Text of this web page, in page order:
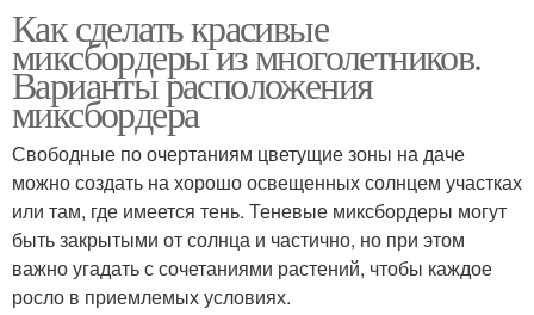
кустарников
Миксбордер с розами
Миксбордера с
хвойниками
Миксбордер с
хвойными и
Как сделать красивые
миксбордеры из многолетников.
Варианты расположения
миксбордера
Свободные по очертаниям цветущие зоны на даче
можно создать на хорошо освещенных солнцем участках
или там, где имеется тень. Теневые миксбордеры могут
быть закрытыми от солнца и частично, но при этом
важно угадать с сочетаниями растений, чтобы каждое
росло в приемлемых условиях.